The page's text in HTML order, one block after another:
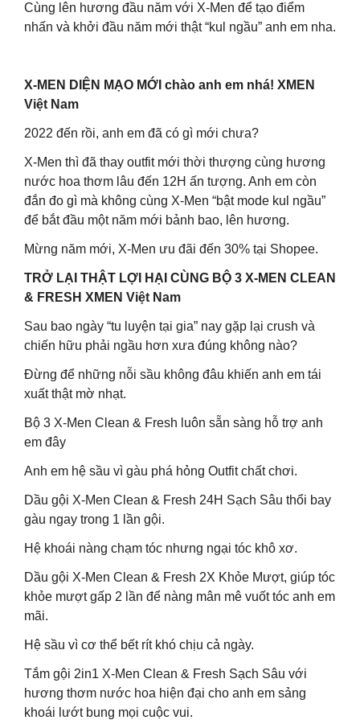
Cùng lên hương đầu năm với X-Men để tạo điểm
nhấn và khởi đầu năm mới thật “kul ngầu” anh em nha.
X-MEN DIỆN MẠO MỚI chào anh em nhá! XMEN
Việt Nam
2022 đến rồi, anh em đã có gì mới chưa?
X-Men thì đã thay outfit mới thời thượng cùng hương
nước hoa thơm lâu đến 12H ấn tượng. Anh em còn
đắn đo gì mà không cùng X-Men “bật mode kul ngầu”
để bắt đầu một năm mới bảnh bao, lên hương.
Mừng năm mới, X-Men ưu đãi đến 30% tại Shopee.
TRỞ LẠI THẬT LỢI HẠI CÙNG BỘ 3 X-MEN CLEAN
& FRESH XMEN Việt Nam
Sau bao ngày “tu luyện tại gia” nay gặp lại crush và
chiến hữu phải ngầu hơn xưa đúng không nào?
Đừng để những nỗi sầu không đâu khiến anh em tái
xuất thật mờ nhạt.
Bộ 3 X-Men Clean & Fresh luôn sẵn sàng hỗ trợ anh
em đây
Anh em hệ sầu vì gàu phá hỏng Outfit chất chơi.
Dầu gội X-Men Clean & Fresh 24H Sạch Sâu thổi bay
gàu ngay trong 1 lần gội.
Hệ khoái nàng chạm tóc nhưng ngại tóc khô xơ.
Dầu gội X-Men Clean & Fresh 2X Khỏe Mượt, giúp tóc
khỏe mượt gấp 2 lần để nàng mân mê vuốt tóc anh em
mãi.
Hệ sầu vì cơ thể bết rít khó chịu cả ngày.
Tắm gội 2in1 X-Men Clean & Fresh Sạch Sâu với
hương thơm nước hoa hiện đại cho anh em sảng
khoái lướt bung mọi cuộc vui.